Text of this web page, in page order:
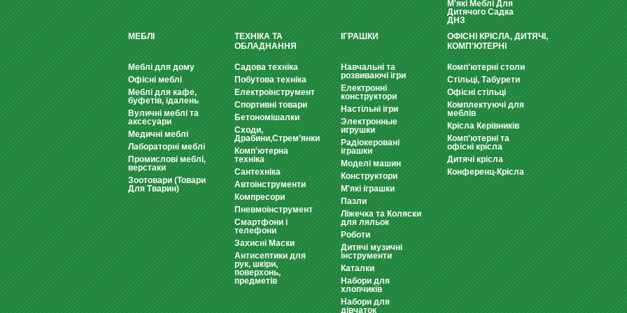
М'які Меблі Для
Дитячого Садка
ДНЗ
МЕБЛІ
Меблі для дому
Офісні меблі
Меблі для кафе,
буфетів, їдалень
Вуличні меблі та
аксесуари
Медичні меблі
Лабораторні меблі
Промислові меблі,
верстаки
Зоотовари (Товари
Для Тварин)
ТЕХНІКА ТА
ОБЛАДНАННЯ
Садова техніка
Побутова техніка
Електроінструмент
Спортивні товари
Бетономішалки
Сходи,
Драбини,Стрем’янки
Комп'ютерна
техніка
Сантехніка
Автоінструменти
Компресори
Пневмоінструмент
Смартфони і
телефони
Захисні Маски
Антисептики для
рук, шкіри,
поверхонь,
предметів
ІГРАШКИ
Навчальні та
розвиваючі ігри
Електронні
конструктори
Настільні ігри
Электронные
игрушки
Радіокеровані
іграшки
Моделі машин
Конструктори
М'які іграшки
Пазли
Ліжечка та Коляски
для ляльок
Роботи
Дитячі музичні
інструменти
Каталки
Набори для
хлопчиків
Набори для
дівчаток
ОФІСНІ КРІСЛА, ДИТЯЧІ,
КОМП'ЮТЕРНІ
Комп'ютерні столи
Стільці, Табурети
Офісні стільці
Комплектуючі для
меблів
Крісла Керівників
Комп'ютерні та
офісні крісла
Дитячі крісла
Конференц-Крісла